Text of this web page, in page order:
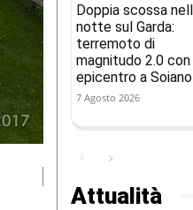
Doppia scossa
notte sul Garda:
terremoto di
magnitudo 2.0 con
epicentro a Soiano
7 Agosto 2026
Attualità